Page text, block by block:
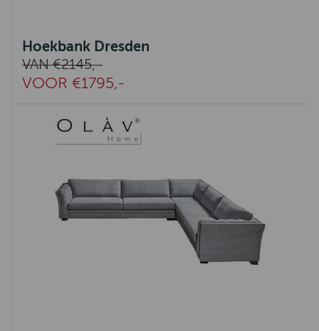
Hoekbank Dresden
VAN €2145,-
VOOR €1795,-